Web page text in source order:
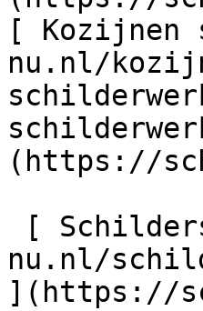
[
nu.nl/
(https://
nu.nl/
](https://